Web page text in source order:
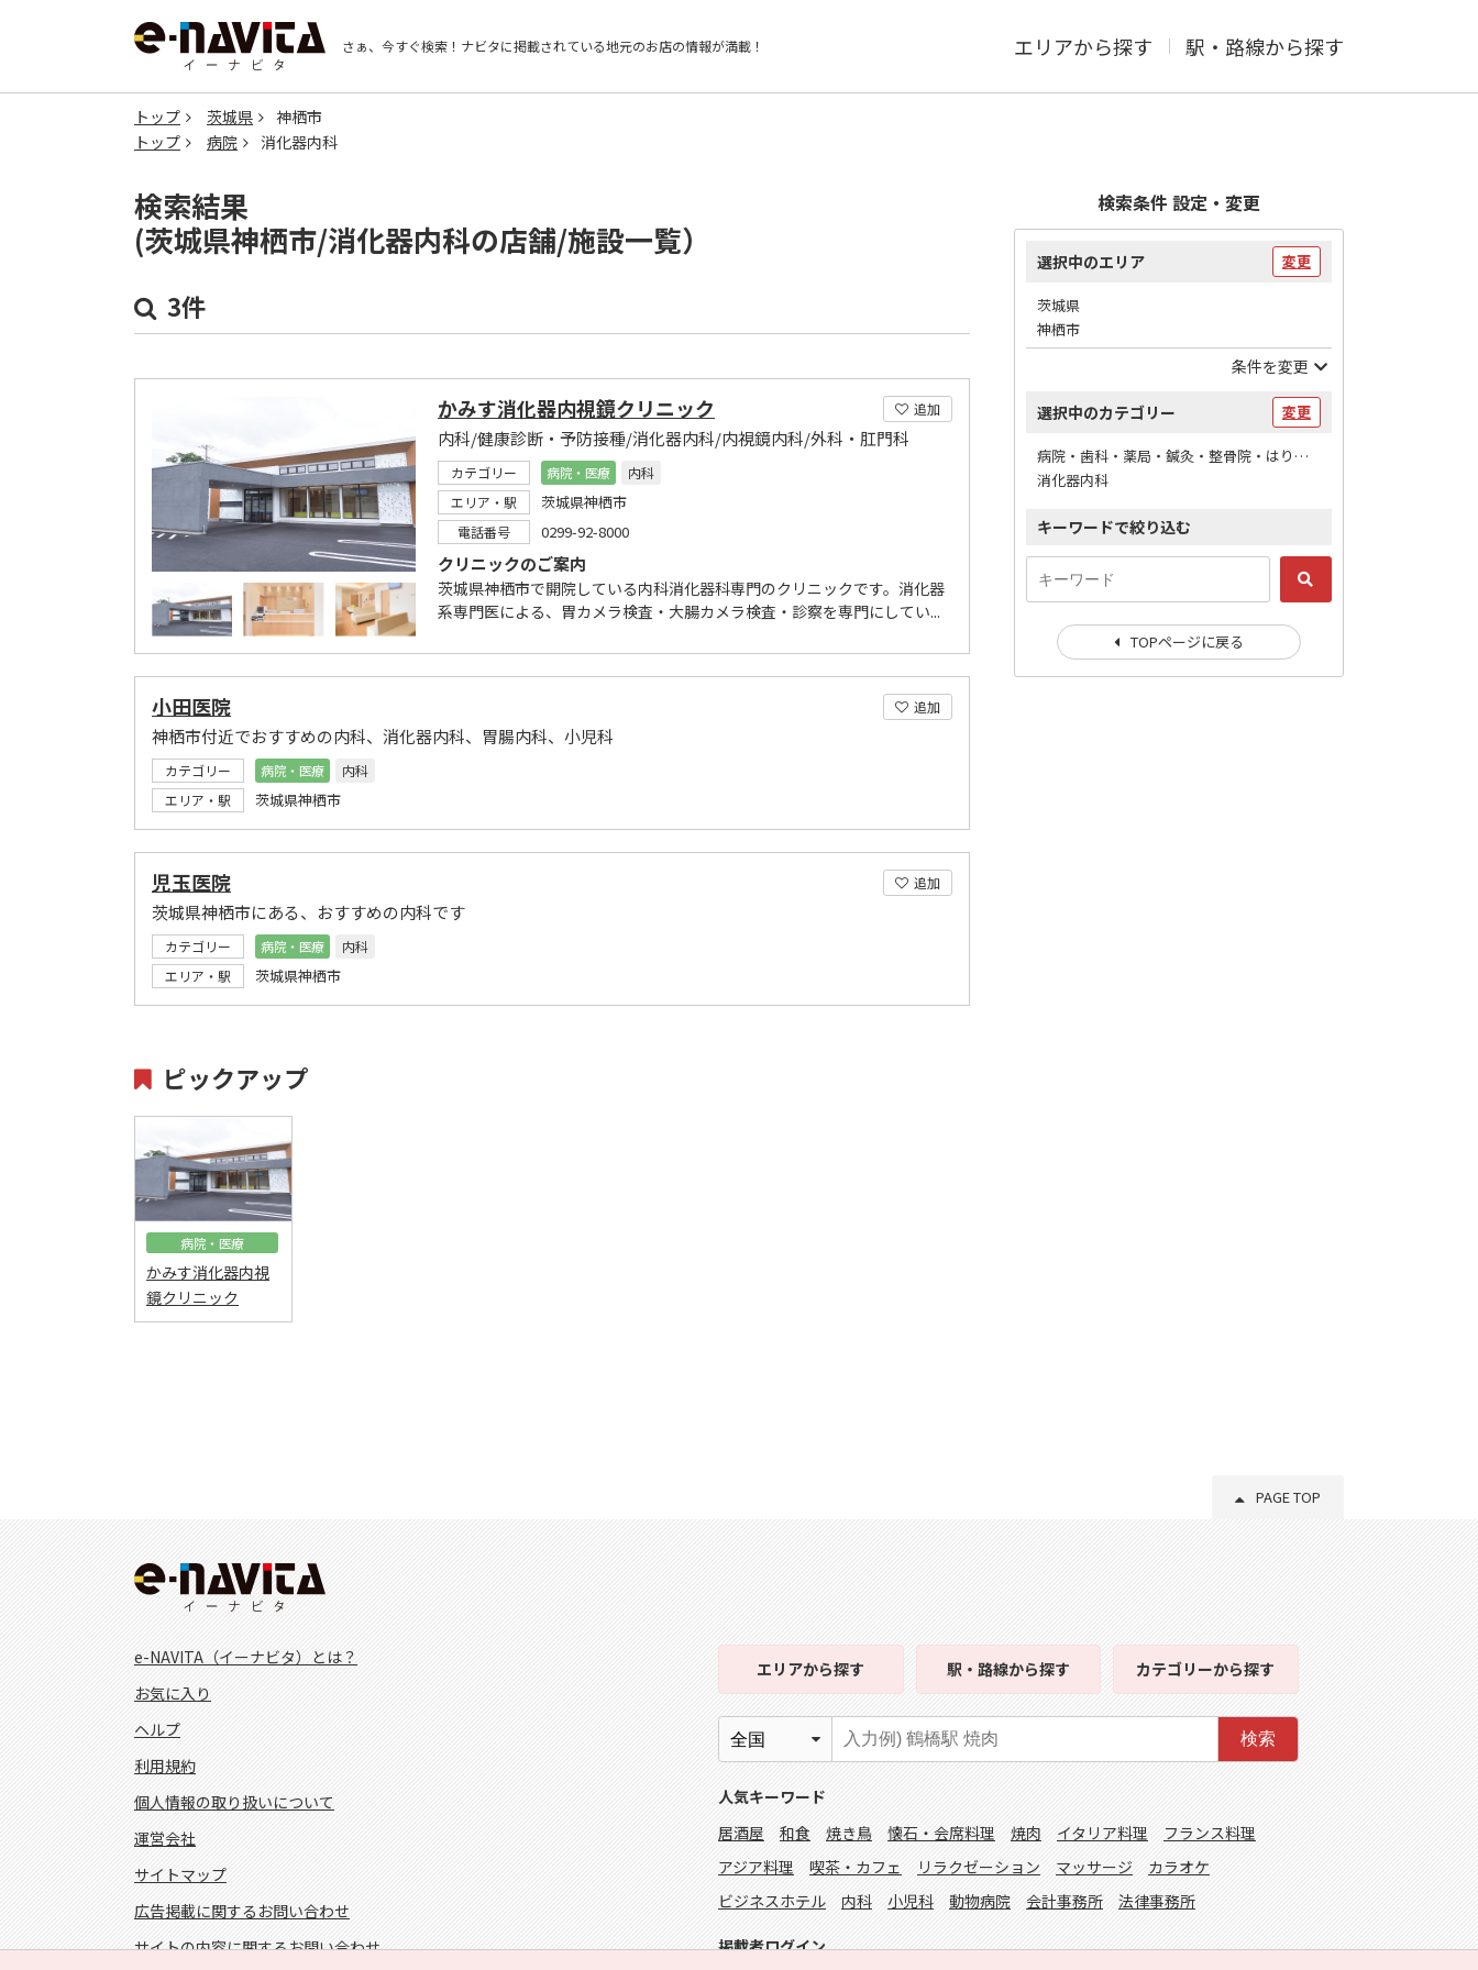
さぁ、今すぐ検索！ ナビタに掲載されている地元のお店の情報が満載！ エリアから探す 駅・路線から探す
トップ 茨城県
神栖市
トップ
病院 消化器内科
検索結果
(茨城県神栖市/消化器内科の店舗/施設一覧）
3件
追加
かみす消化器内視鏡クリニック
内科/健康診断・予防接種/消化器内科/内視鏡内科/外科・肛門科
カテゴリー 病院・医療
内科
エリア・駅
茨城県神栖市
電話番号 0299-92-8000
クリニックのご案内
茨城県神栖市で開院している内科消化器科専門のクリニックです。消化器
系専門医による、胃カメラ検査・大腸カメラ検査・診察を専門にしてい...
追加
小田医院
神栖市付近でおすすめの内科、消化器内科、胃腸内科、小児科
カテゴリー 病院・医療
内科
エリア・駅
茨城県神栖市
追加
児玉医院
茨城県神栖市にある、おすすめの内科です
カテゴリー 病院・医療
内科
エリア・駅
茨城県神栖市
ピックアップ
病院・医療
かみす消化器内視
鏡クリニック
検索条件 設定・変更
選択中のエリア 変更
茨城県
神栖市
条件を変更
選択中のカテゴリー 変更
病院・歯科・薬局・鍼灸・整骨院・はりマッサージ / 病院
消化器内科
キーワードで絞り込む
TOPページに戻る
PAGE TOP
e-NAVITA（イーナビタ）とは？
お気に入り
ヘルプ
利用規約
個人情報の取り扱いについて
運営会社
サイトマップ
広告掲載に関するお問い合わせ
サイトの内容に関するお問い合わせ
エリアから探す 駅・路線から探す カテゴリーから探す
検索
人気キーワード
居酒屋
和食 焼き鳥 懐石・会席料理 焼肉 イタリア料理
フランス料理
アジア料理
喫茶・カフェ リラクゼーション マッサージ
カラオケ
ビジネスホテル
内科 小児科 動物病院 会計事務所 法律事務所
掲載者ログイン